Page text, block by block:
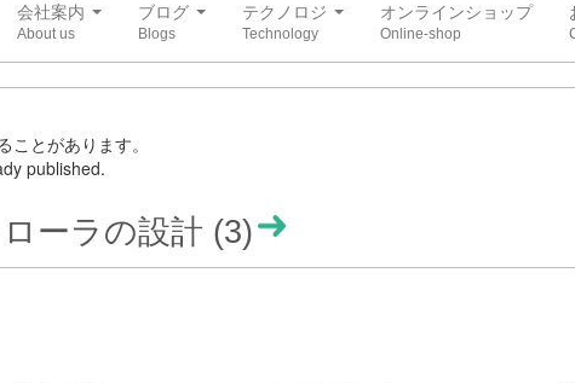
会社案内 ブログ テクノロジ オンラインショップ
とがあります。
published.
ーラの設計 (3)